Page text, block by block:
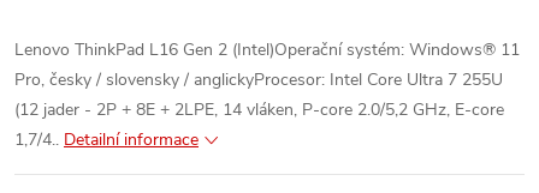
Lenovo ThinkPad L16 Gen 2 (Intel)Operační systém: Windows® 11
Pro, česky / slovensky / anglickyProcesor: Intel Core Ultra 7 255U
(12 jader - 2P + 8E + 2LPE, 14 vláken, P-core 2.0/5,2 GHz, E-core
1,7/4.. Detailní informace